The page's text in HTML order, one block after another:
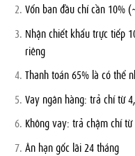
Vốn ban đầu chỉ cần 10%
Nhận chiết khấu trực tiếp
riêng
Thanh toán 65% là có thể
Vay ngân hàng: trả chỉ từ
Không vay: trả chậm chỉ
Ân hạn gốc lãi 24 tháng